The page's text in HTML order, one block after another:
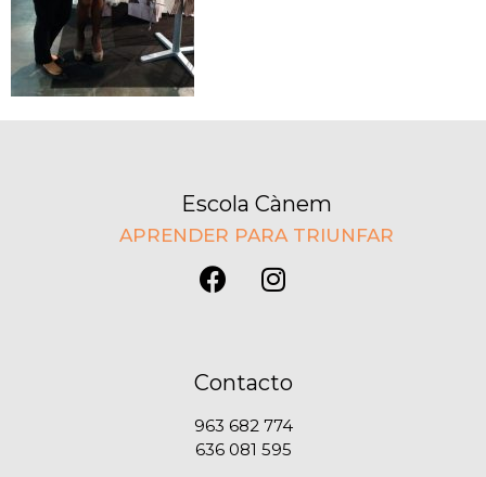
Escola Cànem
APRENDER PARA TRIUNFAR
Contacto
963 682 774
636 081 595